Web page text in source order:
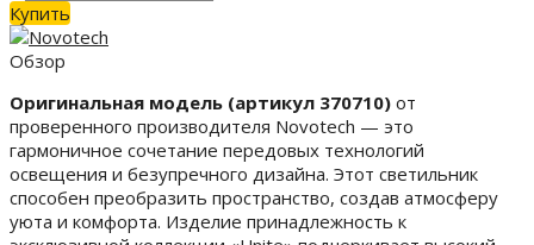
Купить
Обзор
Оригинальная модель (артикул 370710) от
проверенного производителя Novotech — это
гармоничное сочетание передовых технологий
освещения и безупречного дизайна. Этот светильник
способен преобразить пространство, создав атмосферу
уюта и комфорта. Изделие принадлежность к